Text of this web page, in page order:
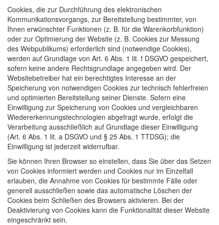
Cookies, die zur Durchführung des elektronischen
Kommunikationsvorgangs, zur Bereitstellung bestimmter, von
Ihnen erwünschter Funktionen (z. B. für die Warenkorbfunktion)
oder zur Optimierung der Website (z. B. Cookies zur Messung
des Webpublikums) erforderlich sind (notwendige Cookies),
werden auf Grundlage von Art. 6 Abs. 1 lit. f DSGVO gespeichert,
sofern keine andere Rechtsgrundlage angegeben wird. Der
Websitebetreiber hat ein berechtigtes Interesse an der
Speicherung von notwendigen Cookies zur technisch fehlerfreien
und optimierten Bereitstellung seiner Dienste. Sofern eine
Einwilligung zur Speicherung von Cookies und vergleichbaren
Wiedererkennungstechnologien abgefragt wurde, erfolgt die
Verarbeitung ausschließlich auf Grundlage dieser Einwilligung
(Art. 6 Abs. 1 lit. a DSGVO und § 25 Abs. 1 TTDSG); die
Einwilligung ist jederzeit widerrufbar.
Sie können Ihren Browser so einstellen, dass Sie über das Setzen
von Cookies informiert werden und Cookies nur im Einzelfall
erlauben, die Annahme von Cookies für bestimmte Fälle oder
generell ausschließen sowie das automatische Löschen der
Cookies beim Schließen des Browsers aktivieren. Bei der
Deaktivierung von Cookies kann die Funktionalität dieser Website
eingeschränkt sein.